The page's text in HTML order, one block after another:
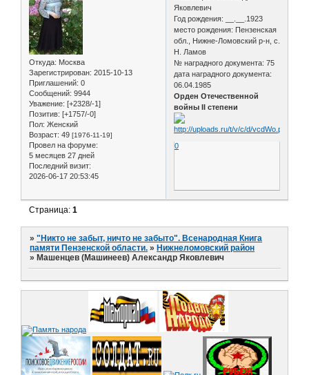
Откуда: Москва
Зарегистрирован: 2015-10-13
Приглашений: 0
Сообщений: 9944
Уважение: [+2328/-1]
Позитив: [+1757/-0]
Пол: Женский
Возраст: 49 [1976-11-19]
Провел на форуме:
5 месяцев 27 дней
Последний визит:
2026-06-17 20:53:45
Яковлевич
Год рождения: __.__.1923
место рождения: Пензенская
обл., Нижне-Ломовский р-н, с.
Н. Ламов
№ наградного документа: 75
дата наградного документа:
06.04.1985
Орден Отечественной
войны II степени
0
Страница:1
»"Никто не забыт, ничто не забыто". Всенародная Книга
памяти Пензенской области. » Нижнеломовский район
» Машенцев (Машинеев) Александр Яковлевич